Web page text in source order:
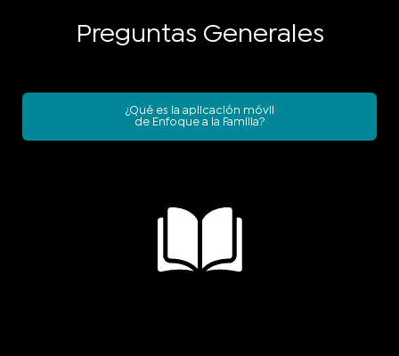
Preguntas Generales
¿Qué es la aplicación móvil
de Enfoque a la Familia?